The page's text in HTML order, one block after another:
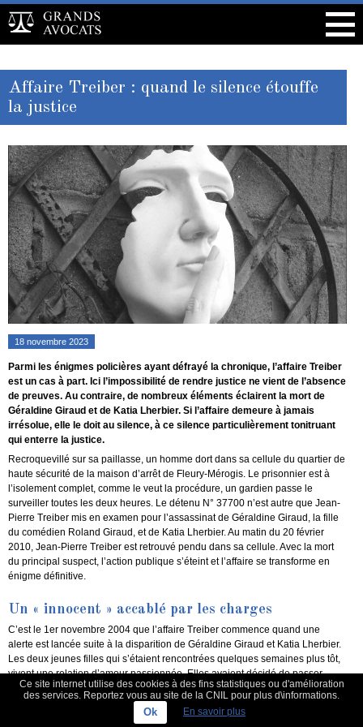
Ce site internet utilise des cookies à des fins statistiques ou d'amélioration
des services. Reportez vous au site de la CNIL pour plus d\informations.
Ok En savoir plus
Affaire Treiber : quand le silence étouffe
la justice
18 novembre 2023
Parmi les énigmes policières ayant défrayé la chronique, l’affaire Treiber
est un cas à part. Ici l’impossibilité de rendre justice ne vient de l’absence
de preuves. Au contraire, de nombreux éléments éclairent la mort de
Géraldine Giraud et de Katia Lherbier. Si l’affaire demeure à jamais
irrésolue, elle le doit au silence, à ce silence particulièrement tonitruant
qui enterre la justice.
Recroquevillé sur sa paillasse, un homme dort dans sa cellule du quartier de
haute sécurité de la maison d’arrêt de Fleury-Mérogis. Le prisonnier est à
l’isolement complet, comme le veut la procédure, un gardien passe le
surveiller toutes les deux heures. Le détenu N° 37700 n’est autre que Jean-
Pierre Treiber mis en examen pour l’assassinat de Géraldine Giraud, la fille
du comédien Roland Giraud, et de Katia Lherbier. Au matin du 20 février
2010, Jean-Pierre Treiber est retrouvé pendu dans sa cellule. Avec la mort
du principal suspect, l’action publique s’éteint et l’affaire se transforme en
énigme définitive.
Un « innocent » accablé par les charges
C’est le 1er novembre 2004 que l’affaire Treiber commence quand une
alerte est lancée suite à la disparition de Géraldine Giraud et Katia Lherbier.
Les deux jeunes filles qui s’étaient rencontrées quelques semaines plus tôt,
vivent une relation d’amour passionnée. Elles avaient décidé de passer
quelques jours ensembles dans la maison que possède Roland Giraud
dans l’Yonne à une centaine de kilomètres de Paris.
La police va rapidement se mettre sur la piste de Jean-Pierre Treiber. Ce